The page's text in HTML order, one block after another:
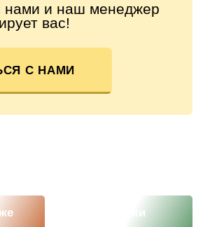
нами и наш менеджер
вас!
С НАМИ
Наши новинки